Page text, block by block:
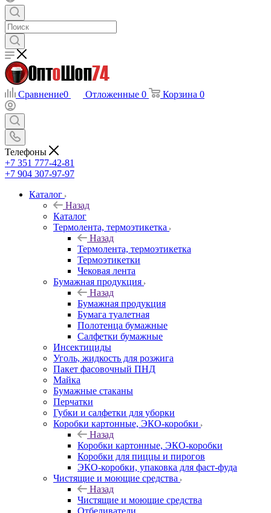
Сравнение0 Отложенные 0 Корзина 0
Телефоны
+7 351 777-42-81
+7 904 307-97-97
Каталог
Назад
Каталог
Термолента, термоэтикетка
Назад
Термолента, термоэтикетка
Термоэтикетки
Чековая лента
Бумажная продукция
Назад
Бумажная продукция
Бумага туалетная
Полотенца бумажные
Салфетки бумажные
Инсектициды
Уголь, жидкость для розжига
Пакет фасовочный ПНД
Майка
Бумажные стаканы
Перчатки
Губки и салфетки для уборки
Коробки картонные, ЭКО-коробки
Назад
Коробки картонные, ЭКО-коробки
Коробки для пиццы и пирогов
ЭКО-коробки, упаковка для фаст-фуда
Чистящие и моющие средства
Назад
Чистящие и моющие средства
Отбеливатели